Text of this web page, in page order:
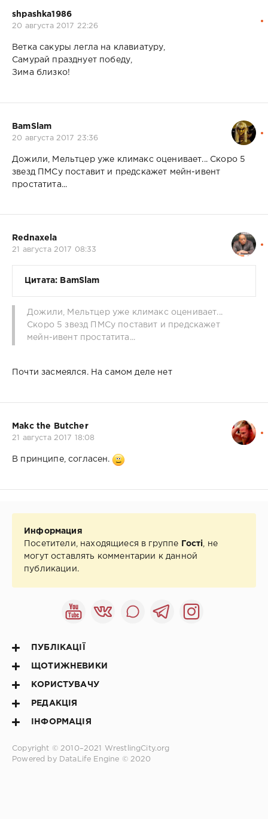
shpashka1986
20 августа 2017 22:26
Ветка сакуры легла на клавиатуру,
Самурай празднует победу,
Зима близко!
BamSlam
20 августа 2017 23:36
Дожили, Мельтцер уже климакс оценивает... Скоро 5
звезд ПМСу поставит и предскажет мейн-ивент
простатита...
Rednaxela
21 августа 2017 08:33
Цитата: BamSlam
Дожили, Мельтцер уже климакс оценивает...
Скоро 5 звезд ПМСу поставит и предскажет
мейн-ивент простатита...
Почти засмеялся. На самом деле нет
Makc the Butcher
21 августа 2017 18:08
В принципе, согласен.
Информация
Посетители, находящиеся в группе
Гості
, не
могут оставлять комментарии к данной
публикации.
ПУБЛІКАЦІЇ
ЩОТИЖНЕВИКИ
КОРИСТУВАЧУ
РЕДАКЦІЯ
ІНФОРМАЦІЯ
Copyright © 2010–2021
WrestlingCity.org
Powered by DataLife Engine © 2020